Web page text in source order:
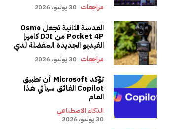
مراجعات 30 يوليو، 2026
العدسة الثانية تجعل Osmo
Pocket 4P من DJI كاميرا
الفيديو الجديدة المفضلة لدي
مراجعات 30 يوليو، 2026
تؤكد Microsoft أن تطبيق
Copilot الفائق سيأتي هذا
العام
الذكاء الاصطناعي
30 يوليو، 2026